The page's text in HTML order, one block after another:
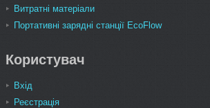
Витратні матеріали
Портативні зарядні станції EcoFlow
Користувач
Вхід
Реєстрація